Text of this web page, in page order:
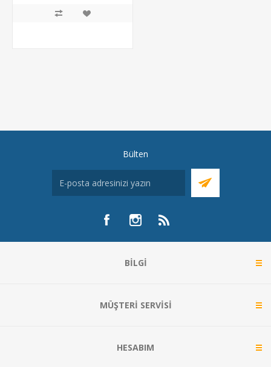
Bülten
BILGI
MÜŞTERI SERVISI
HESABIM